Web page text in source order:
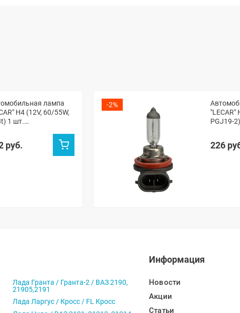
лампа
H4 (12V, 60/55W,
1 шт.
руб.
-2%
"LECAR"
PGJ19-
226
Лада Гранта / Гранта-2 / ВАЗ 2190,
21905,2191
Лада Ларгус / Кросс / FL Кросс
Информация
Новости
Акции
Статьи